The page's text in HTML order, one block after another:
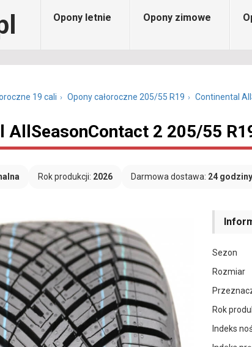
Opony letnie Opony zimowe
19 cali Opony całoroczne 205/55 R19 Continental
AllSeasonContact 2 205/55
Rok produkcji: 2026 Darmowa dostawa: 24 godziny
Sezon
Rozmiar
Rok
Indeks